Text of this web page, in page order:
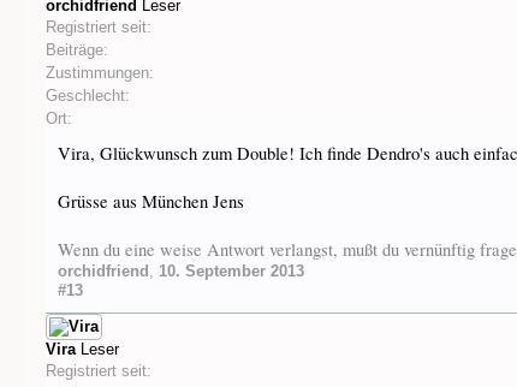
orchidfriend Leser
Registriert seit:
Beiträge:
Zustimmungen:
Geschlecht:
Ort:
Vira, Glückwunsch zum Double! Ich finde Dendro's auch
Grüsse aus München Jens
Wenn du eine weise Antwort verlangst, mußt du vernünftig
orchidfriend , 10. September 2013
#13
Vira Leser
Registriert seit: